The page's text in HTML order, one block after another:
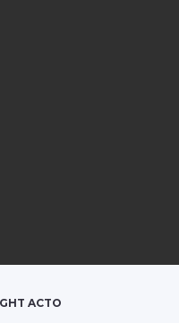
ACTO